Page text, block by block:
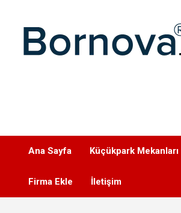
Ana Sayfa Küçükpark Mekanları
Firma Ekle İletişim